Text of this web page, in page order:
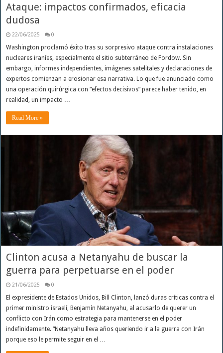
Ataque: impactos confirmados, eficacia
dudosa
22/06/2025 0
Washington proclamó éxito tras su sorpresivo ataque contra instalaciones
nucleares iraníes, especialmente el sitio subterráneo de Fordow. Sin
embargo, informes independientes, imágenes satelitales y declaraciones de
expertos comienzan a erosionar esa narrativa. Lo que fue anunciado como
una operación quirúrgica con “efectos decisivos” parece haber tenido, en
realidad, un impacto …
Read More »
Clinton acusa a Netanyahu de buscar la
guerra para perpetuarse en el poder
21/06/2025 0
El expresidente de Estados Unidos, Bill Clinton, lanzó duras críticas contra el
primer ministro israelí, Benjamín Netanyahu, al acusarlo de querer un
conflicto con Irán como estrategia para mantenerse en el poder
indefinidamente. “Netanyahu lleva años queriendo ir a la guerra con Irán
porque eso le permite seguir en el …